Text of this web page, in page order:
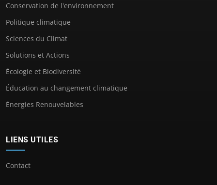
Conservation de l'environnement
Politique climatique
Sciences du Climat
Solutions et Actions
Écologie et Biodiversité
Éducation au changement climatique
Énergies Renouvelables
LIENS UTILES
Contact